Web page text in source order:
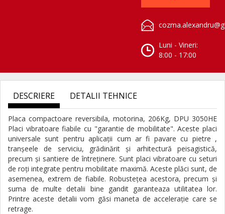
Luni - Vineri:
8:00 - 17:00
DESCRIERE DETALII TEHNICE
Placa compactoare reversibila, motorina, 206Kg, DPU 3050HE
Placi vibratoare fiabile cu "garantie de mobilitate". Aceste placi
universale sunt pentru aplicaţii cum ar fi pavare cu pietre ,
tranşeele de serviciu, grădinărit şi arhitectură peisagistică,
precum şi santiere de întreţinere. Sunt placi vibratoare cu seturi
de roţi integrate pentru mobilitate maximă. Aceste plăci sunt, de
asemenea, extrem de fiabile. Robusteţea acestora, precum şi
suma de multe detalii bine gandit garanteaza utilitatea lor.
Printre aceste detalii vom găsi maneta de acceleraţie care se
retrage.